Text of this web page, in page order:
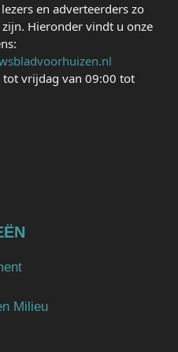
en adverteerders zo
Hieronder vindt u onze
tot vrijdag van 09:00 tot
Milieu